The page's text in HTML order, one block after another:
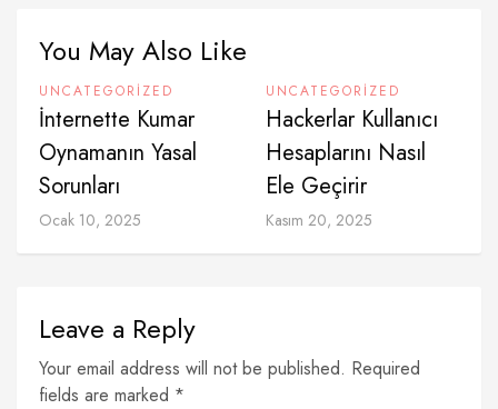
You May Also Like
UNCATEGORIZED
İnternette Kumar
Oynamanın Yasal
Sorunları
Ocak 10, 2025
UNCATEGORIZED
Hackerlar Kullanıcı
Hesaplarını Nasıl
Ele Geçirir
Kasım 20, 2025
Leave a Reply
Your email address will not be published. Required
fields are marked *